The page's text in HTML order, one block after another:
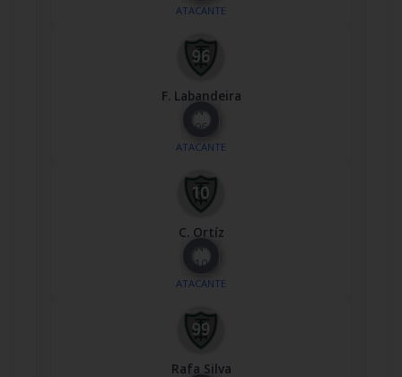
ATACANTE
F. Labandeira
Nº
96
ATACANTE
C. Ortíz
Nº
10
ATACANTE
Rafa Silva